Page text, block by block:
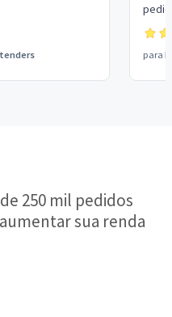
O
para
250 mil pedidos
sua renda